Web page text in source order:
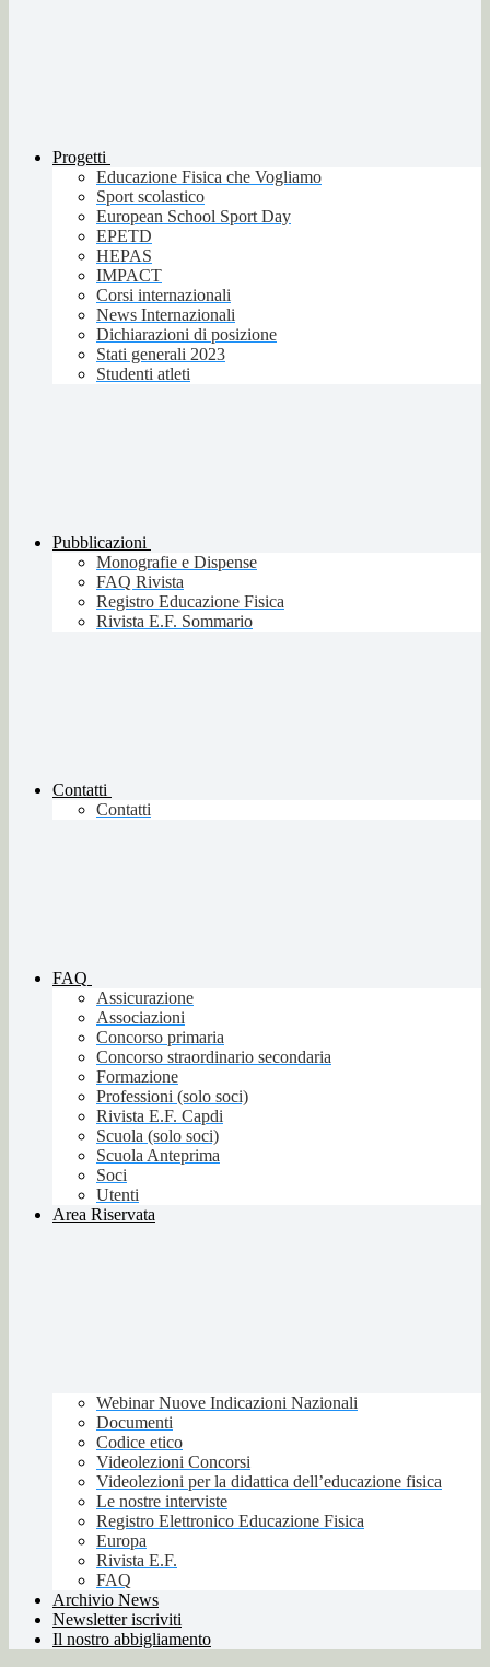
Progetti
Educazione Fisica che Vogliamo
Sport scolastico
European School Sport Day
EPETD
HEPAS
IMPACT
Corsi internazionali
News Internazionali
Dichiarazioni di posizione
Stati generali 2023
Studenti atleti
Pubblicazioni
Monografie e Dispense
FAQ Rivista
Registro Educazione Fisica
Rivista E.F. Sommario
Contatti
Contatti
FAQ
Assicurazione
Associazioni
Concorso primaria
Concorso straordinario secondaria
Formazione
Professioni (solo soci)
Rivista E.F. Capdi
Scuola (solo soci)
Scuola Anteprima
Soci
Utenti
Area Riservata
Webinar Nuove Indicazioni Nazionali
Documenti
Codice etico
Videolezioni Concorsi
Videolezioni per la didattica dell’educazione fisica
Le nostre interviste
Registro Elettronico Educazione Fisica
Europa
Rivista E.F.
FAQ
Archivio News
Newsletter iscriviti
Il nostro abbigliamento